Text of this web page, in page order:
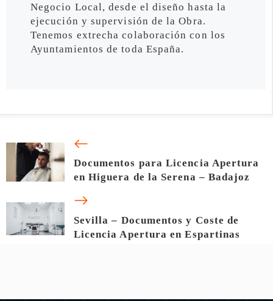
Negocio Local, desde el diseño hasta la
ejecución y supervisión de la Obra.
Tenemos extrecha colaboración con los
Ayuntamientos de toda España.
Documentos para Licencia Apertura
en Higuera de la Serena – Badajoz
Sevilla – Documentos y Coste de
Licencia Apertura en Espartinas